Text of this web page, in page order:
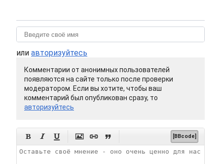
или авторизуйтесь
Комментарии от анонимных пользователей
появляются на сайте только после проверки
модератором. Если вы хотите, чтобы ваш
комментарий был опубликован сразу, то
авторизуйтесь
      [BBcode]